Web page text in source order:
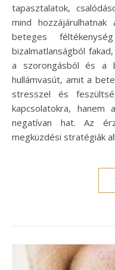
tapasztalatok,
mind hozzájárulhatnak
beteges
bizalmatlanságból
a szorongásból és a
hullámvasút, amit a
stresszel és
kapcsolatokra,
negatívan hat. Az
megküzdési stratégiák